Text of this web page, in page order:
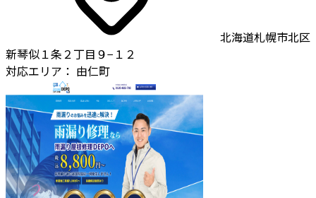
北海道札幌市北区
新琴似１条２丁目９−１２
対応エリア： 由仁町